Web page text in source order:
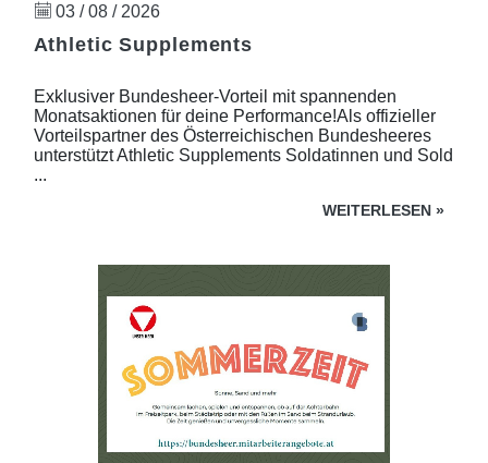
03 / 08 / 2026
Athletic Supplements
Exklusiver Bundesheer-Vorteil mit spannenden
Monatsaktionen für deine Performance!Als offizieller
Vorteilspartner des Österreichischen Bundesheeres
unterstützt Athletic Supplements Soldatinnen und Sold
...
WEITERLESEN »